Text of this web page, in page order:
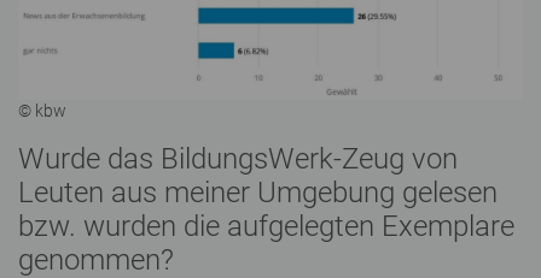
© kbw
Wurde das BildungsWerk-Zeug von
Leuten aus meiner Umgebung gelesen
bzw. wurden die aufgelegten Exemplare
genommen?